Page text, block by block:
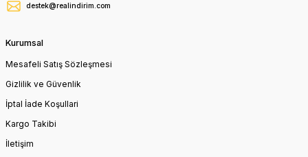
destek@realindirim.com
Kurumsal
Mesafeli Satış Sözleşmesi
Gizlilik ve Güvenlik
İptal İade Koşullari
Kargo Takibi
İletişim